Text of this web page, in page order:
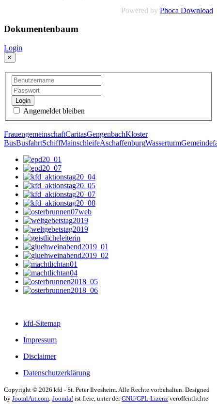
Powered by Phoca Download
Dokumentenbaum
Login
×
Login
Angemeldet bleiben
FrauengemeinschaftCaritasGengenbachKloster
BusBusfahrtSchiffMainschleifeAschaffenburgWasserturm
kfd-Sitemap
Impressum
Disclaimer
Datenschutzerklärung
Copyright © 2026 kfd - St. Peter Ilvesheim. Alle Rechte vorbehalten. Designed
by JoomlArt.com. Joomla! ist freie, unter derGNU/GPL-Lizenz veröffentlichte